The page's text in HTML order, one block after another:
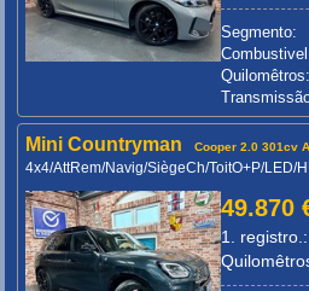
Segmento:
Quilomêtros:
Mini Countryman Cooper 2.0 301cv
4x4/AttRem/Navig/SiègeCh/ToitO+P/LED/
49.870
1. registro.: